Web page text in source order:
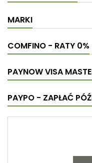
MARKI
COMFINO - RATY 0%
PAYNOW VISA
PAYPO - ZAPŁAĆ